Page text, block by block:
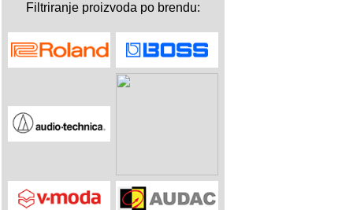
Filtriranje proizvoda po brendu: